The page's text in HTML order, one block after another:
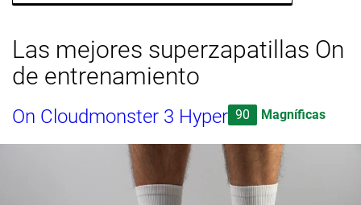
Las mejores superzapatillas On
de entrenamiento
On Cloudmonster 3 Hyper 90 Magníficas